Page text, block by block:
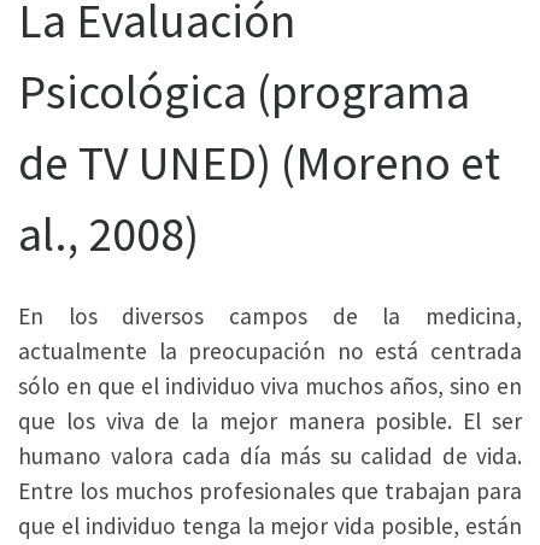
La Evaluación
Psicológica (programa
de TV UNED) (Moreno et
al., 2008)
En los diversos campos de la medicina,
actualmente la preocupación no está centrada
sólo en que el individuo viva muchos años, sino en
que los viva de la mejor manera posible. El ser
humano valora cada día más su calidad de vida.
Entre los muchos profesionales que trabajan para
que el individuo tenga la mejor vida posible, están